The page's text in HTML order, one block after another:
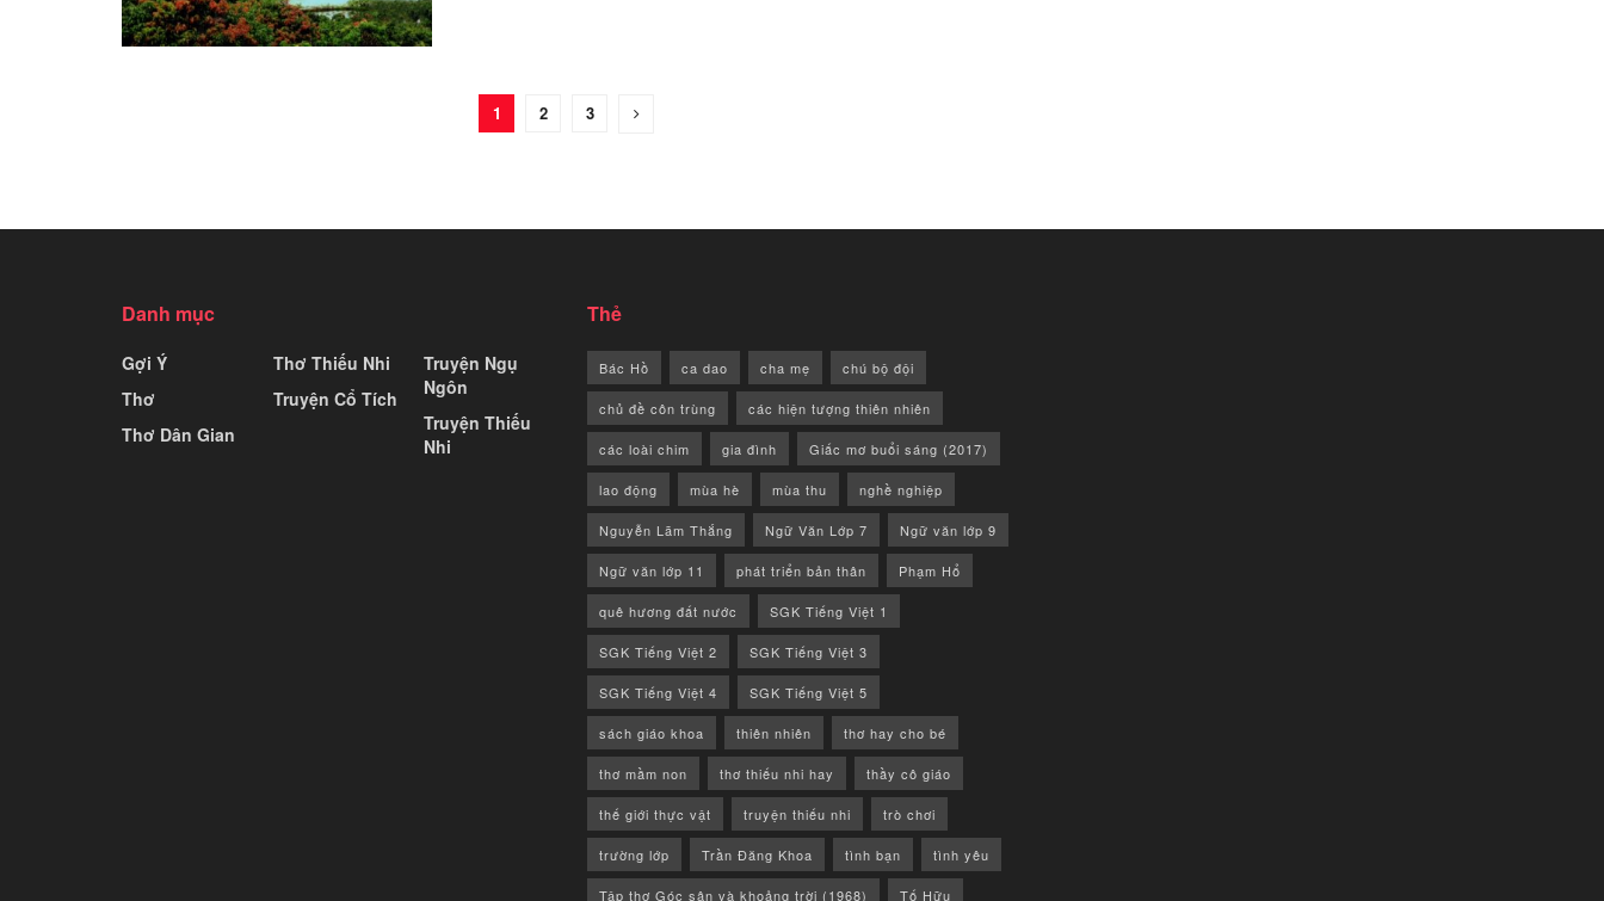
1 2 3
Danh mục
Gợi Ý
Thơ
Thơ Dân Gian
Thơ Thiếu Nhi
Truyện Cổ Tích
Truyện Ngụ
Ngôn
Truyện Thiếu
Nhi
Thẻ
Bác Hồ ca dao cha mẹ chú bộ đội
chủ đề côn trùng các hiện tượng thiên nhiên
các loài chim gia đình Giấc mơ buổi sáng (2017)
lao động mùa hè mùa thu nghề nghiệp
Nguyễn Lãm Thắng Ngữ Văn Lớp 7 Ngữ văn lớp 9
Ngữ văn lớp 11 phát triển bản thân Phạm Hổ
quê hương đất nước SGK Tiếng Việt 1
SGK Tiếng Việt 2 SGK Tiếng Việt 3
SGK Tiếng Việt 4 SGK Tiếng Việt 5
sách giáo khoa thiên nhiên thơ hay cho bé
thơ mầm non thơ thiếu nhi hay thầy cô giáo
thế giới thực vật truyện thiếu nhi trò chơi
trường lớp Trần Đăng Khoa tình bạn tình yêu
Tập thơ Góc sân và khoảng trời (1968) Tố Hữu